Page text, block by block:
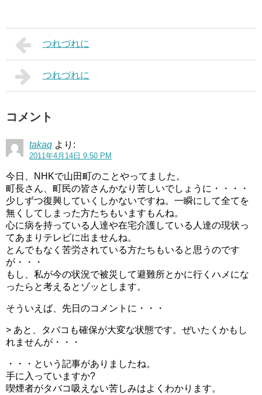
つれづれに
つれづれに
コメント
takaq より:
2011年4月14日 9:50 PM
今日、NHKで山田町のことやってました。
町長さん、町民の皆さんかなり苦しいでしょうに・・・・
少しずつ復興していくしかないですね。一瞬にして全てを
無くしてしまった方たちもいますもんね。
心に病を持っている人達や在宅介護している人達の現状っ
てあまりテレビに出ませんね。
とんでもなく苦労されている方たちもいると思うのです
が・・・
もし、私が今の状況で被災して避難所とかに行くハメにな
ったらと考えるとゾッとします。
そういえば、先日のコメントに・・・
> あと、タバコも確保が大変な状態です。ぜいたくかもし
れませんが・・・
・・・という記事がありましたね。
手に入っていますか?
喫煙者がタバコ吸えない苦しみはよくわかります。